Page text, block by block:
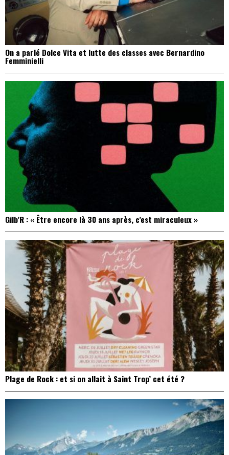
On a parlé Dolce Vita et lutte des classes avec Bernardino
Femminielli
Gilb’R : « Être encore là 30 ans après, c’est miraculeux »
Plage de Rock : et si on allait à Saint Trop’ cet été ?